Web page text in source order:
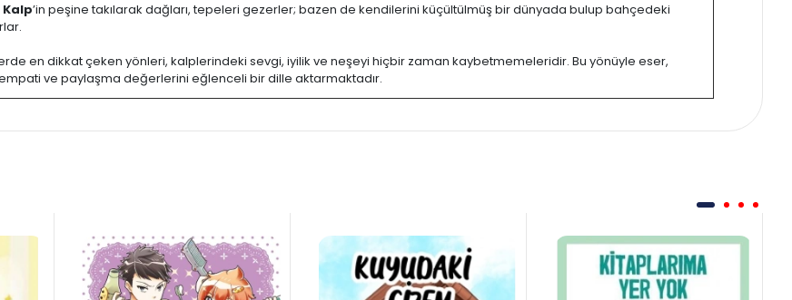
’in peşine takılarak dağları, tepeleri gezerler; bazen de kendilerini küçültülmüş bir dünyada bulup bahçedeki
en dikkat çeken yönleri, kalplerindeki sevgi, iyilik ve neşeyi hiçbir zaman kaybetmemeleridir. Bu yönüyle eser,
ve paylaşma değerlerini eğlenceli bir dille aktarmaktadır.